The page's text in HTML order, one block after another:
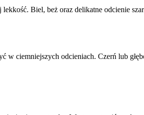
Biel, beż oraz delikatne odcienie
ciemniejszych odcieniach. Czerń lub